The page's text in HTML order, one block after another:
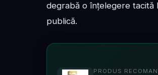
degrabă o înțelegere tacită
publică.
PRODUS